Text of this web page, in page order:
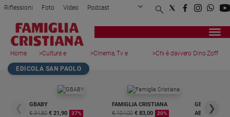
Attualità
Italia
Cronaca
Economia
Riflessioni Foto Video Podcast
Privacy Policy Chi siamo
Registrati Redazione
Home
page
>Cultura e
spettacoli
>Cinema, Tv e
>Chi è davvero Dino Zoff
EDICOLA SAN PAOLO
❮
GBABY
€ 34,80 € 21,90 37%
FAMIGLIA CRISTIANA
€ 104,00 € 83,00 20%
GBABY
❯